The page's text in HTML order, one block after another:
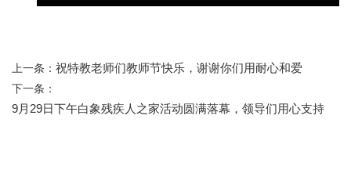
上一条： 祝特教老师们教师节快乐，谢谢你们用耐心和爱
下一条：
9月29日下午白象残疾人之家活动圆满落幕，领导们用心支持